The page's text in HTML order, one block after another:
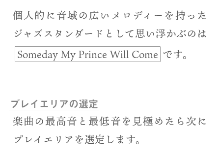
個人的に音域の広いメロディーを持った
ジャズスタンダードとして思い浮かぶのは
Someday My Prince Will Come です。
プレイエリアの選定
楽曲の最高音と最低音を見極めたら次に
プレイエリアを選定します。